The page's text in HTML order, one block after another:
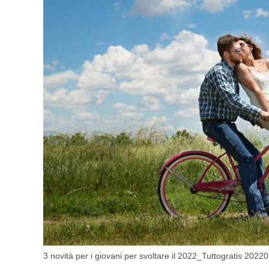
3 novità per i giovani per svoltare il 2022_Tuttogratis